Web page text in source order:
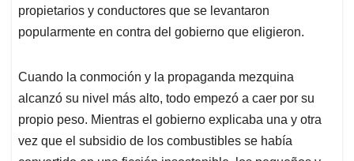
propietarios y conductores que se levantaron
popularmente en contra del gobierno que eligieron.
Cuando la conmoción y la propaganda mezquina
alcanzó su nivel más alto, todo empezó a caer por su
propio peso. Mientras el gobierno explicaba una y otra
vez que el subsidio de los combustibles se había